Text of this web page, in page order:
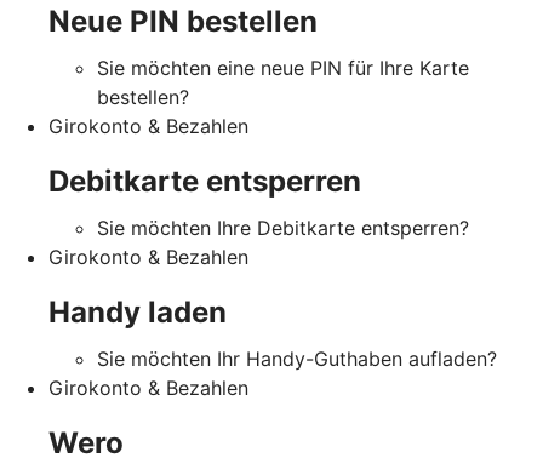
Neue PIN bestellen
Sie möchten eine neue PIN für Ihre Karte
bestellen?
Girokonto & Bezahlen
Debitkarte entsperren
Sie möchten Ihre Debitkarte entsperren?
Girokonto & Bezahlen
Handy laden
Sie möchten Ihr Handy-Guthaben aufladen?
Girokonto & Bezahlen
Wero